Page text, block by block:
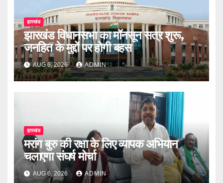
झारखंड
झारखंड विधानसभा का मॉनसून सत्र शुरू,
जनहित के मुद्दों पर होगी बहस
AUG 6, 2026 ADMIN
झारखंड
मरांग बुरु की रक्षा के लिए व्यापक अभियान
चलाएगा संघर्ष मोर्चा
AUG 6, 2026 ADMIN